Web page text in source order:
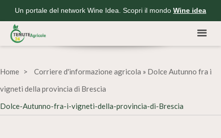
Un portale del network Wine Idea. Scopri il mondo Wine idea
Home Corriere d'informazione agricola » Dolce Autunno fra i
vigneti della provincia di Brescia
Dolce-Autunno-fra-i-vigneti-della-provincia-di-Brescia